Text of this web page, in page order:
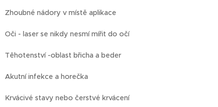
Zhoubné nádory v místě aplikace
Oči - laser se nikdy nesmí mířit do očí
Těhotenství -oblast břicha a beder
Akutní infekce a horečka
Krvácivé stavy nebo čerstvé krvácení